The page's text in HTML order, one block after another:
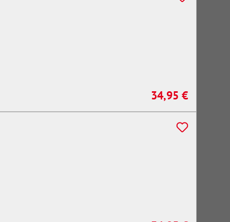
Regulärer Preis:
34,95 €